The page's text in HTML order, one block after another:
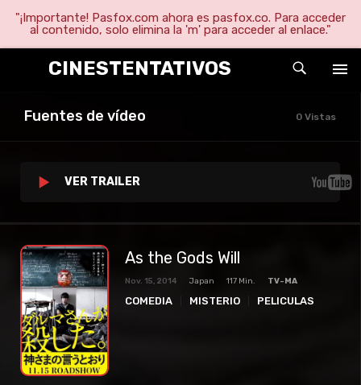
"¡Importante! Pasfox.com ahora es pasfox.co. Para acceder
al contenido, solo elimina la 'm' para acceder al enlace."
CINESTENTATIVOS
Fuentes de vídeo 0 Vistas
VER TRAILER
As the Gods Will
Nov. 15, 2014 Japan 117 Min. TV-MA
COMEDIA MISTERIO
PELICULAS